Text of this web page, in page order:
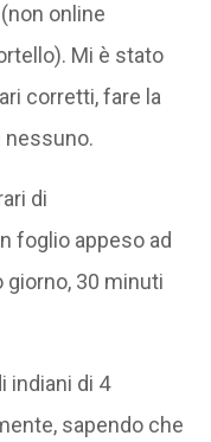
online
Mi è stato
corretti, fare la
nessuno.
di
foglio appeso ad
giorno, 30 minuti
indiani di 4
sapendo che